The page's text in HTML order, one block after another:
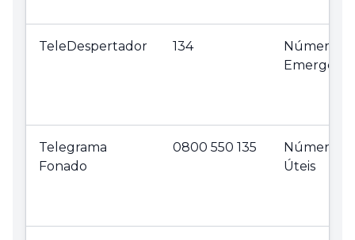
TeleDespertador 134
Números
Telegrama
Fonado
0800 550 135
Números
Úteis